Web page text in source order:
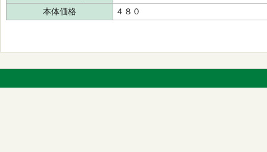
本体価格
４８０